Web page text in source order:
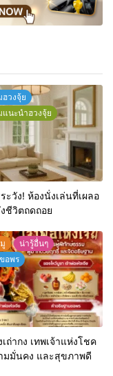
วงจุ้ย
นะนำฮวงจุ้ย
ะวัง! ห้องนั่งเล่นที่เผลอ
ชีวิตถดถอย
น่ารู้อื่นๆ
อพร
เถ่ากง เทพเจ้าแห่งโชค
มมั่นคง และสุขภาพดี